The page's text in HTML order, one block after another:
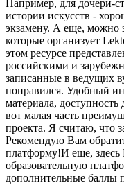
Например, для дочери-
истории искусств -
экзамену. А еще, можно
которые организует
этом ресурсе
российскими и
записанные в ведущих
понравился. Удобный
материала, доступность
вот малая часть
проекта. Я считаю, что
Рекомендую Вам
платформу!И еще,
образовательную
дополнительные баллы